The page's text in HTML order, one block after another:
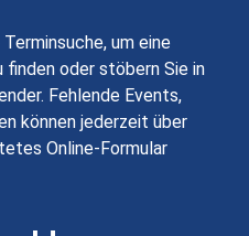
um eine
oder stöbern Sie in
Fehlende Events,
können jederzeit über
Online-Formular